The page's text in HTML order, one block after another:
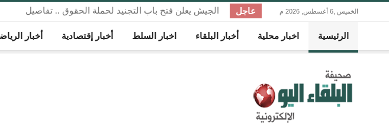
الخميس ,6 أغسطس, 2026 م عاجل
الجيش يعلن فتح باب التجنيد لحملة الحقوق .. تفاصيل
الرئيسية اخبار محلية أخبار البلقاء اخبار السلط أخبار إقتصادية أخبار